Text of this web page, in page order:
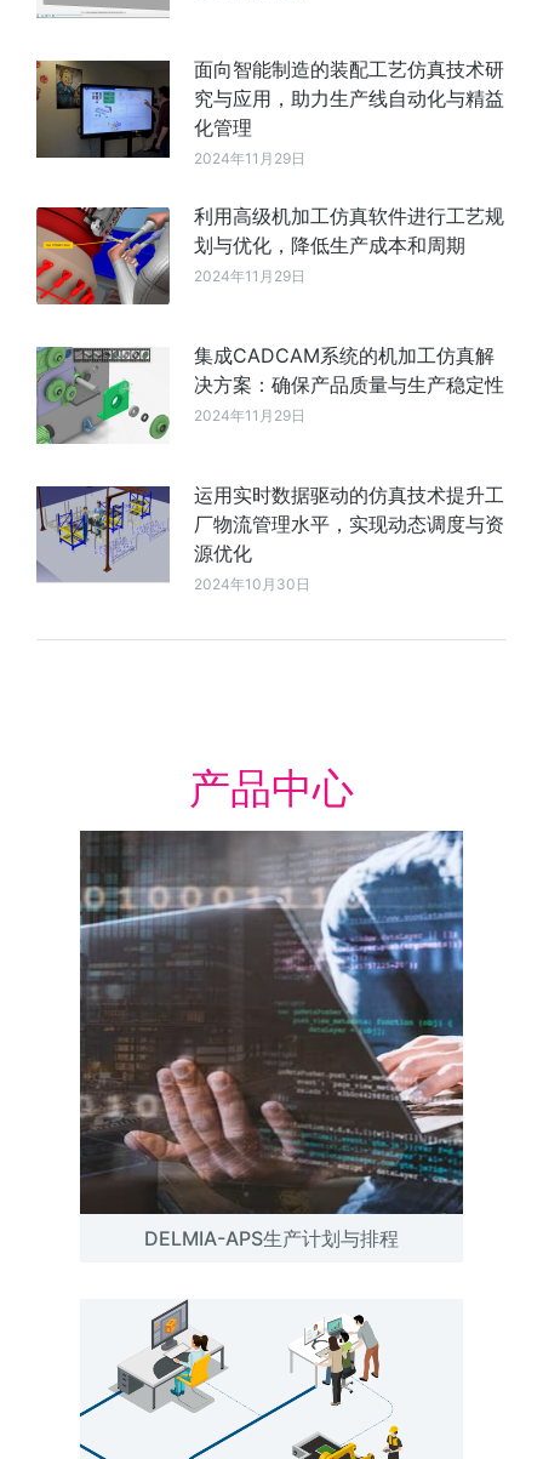
面向智能制造的装配工艺仿真技术研
究与应用，助力生产线自动化与精益
化管理
2024年11月29日
利用高级机加工仿真软件进行工艺规
划与优化，降低生产成本和周期
2024年11月29日
集成CADCAM系统的机加工仿真解
决方案：确保产品质量与生产稳定性
2024年11月29日
运用实时数据驱动的仿真技术提升工
厂物流管理水平，实现动态调度与资
源优化
2024年10月30日
产品中心
DELMIA-APS生产计划与排程